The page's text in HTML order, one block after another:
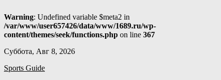
Warning: Undefined variable $meta2 in
/var/www/user657426/data/www/1689.ru/wp-
content/themes/seek/functions.php on line 367
Skip
content
Суббота, Авг 8, 2026
Sports Guide